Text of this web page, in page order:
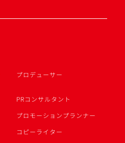
プロデューサー
PRコンサルタント
プロモーションプランナー
コピーライター